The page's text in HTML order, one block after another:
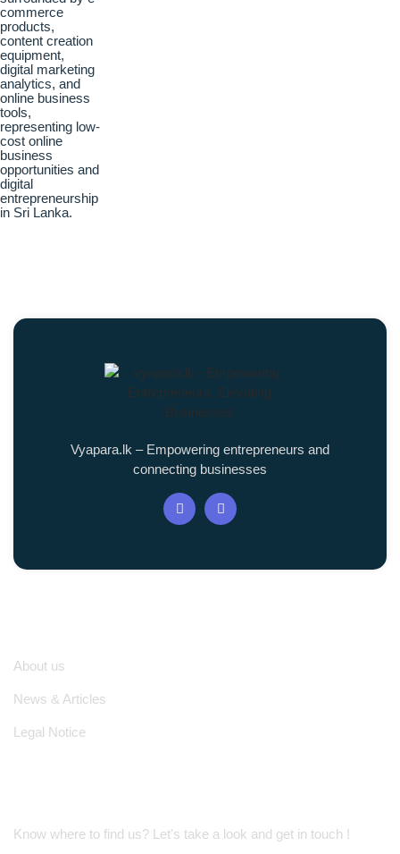
Vyapara.lk – Empowering entrepreneurs and
connecting businesses
About us
News & Articles
Legal Notice
Know where to find us? Let's take a look and get in touch !